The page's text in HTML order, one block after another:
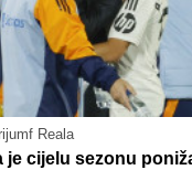
Reala
je cijelu sezonu